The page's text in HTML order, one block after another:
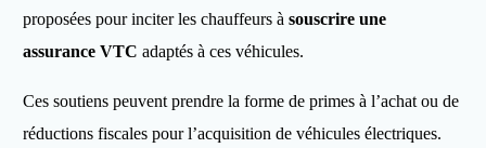
proposées pour inciter les chauffeurs àsouscrire une
assurance VTC adaptés à ces véhicules.
Ces soutiens peuvent prendre la forme de primes à l’achat ou de
réductions fiscales pour l’acquisition de véhicules électriques.